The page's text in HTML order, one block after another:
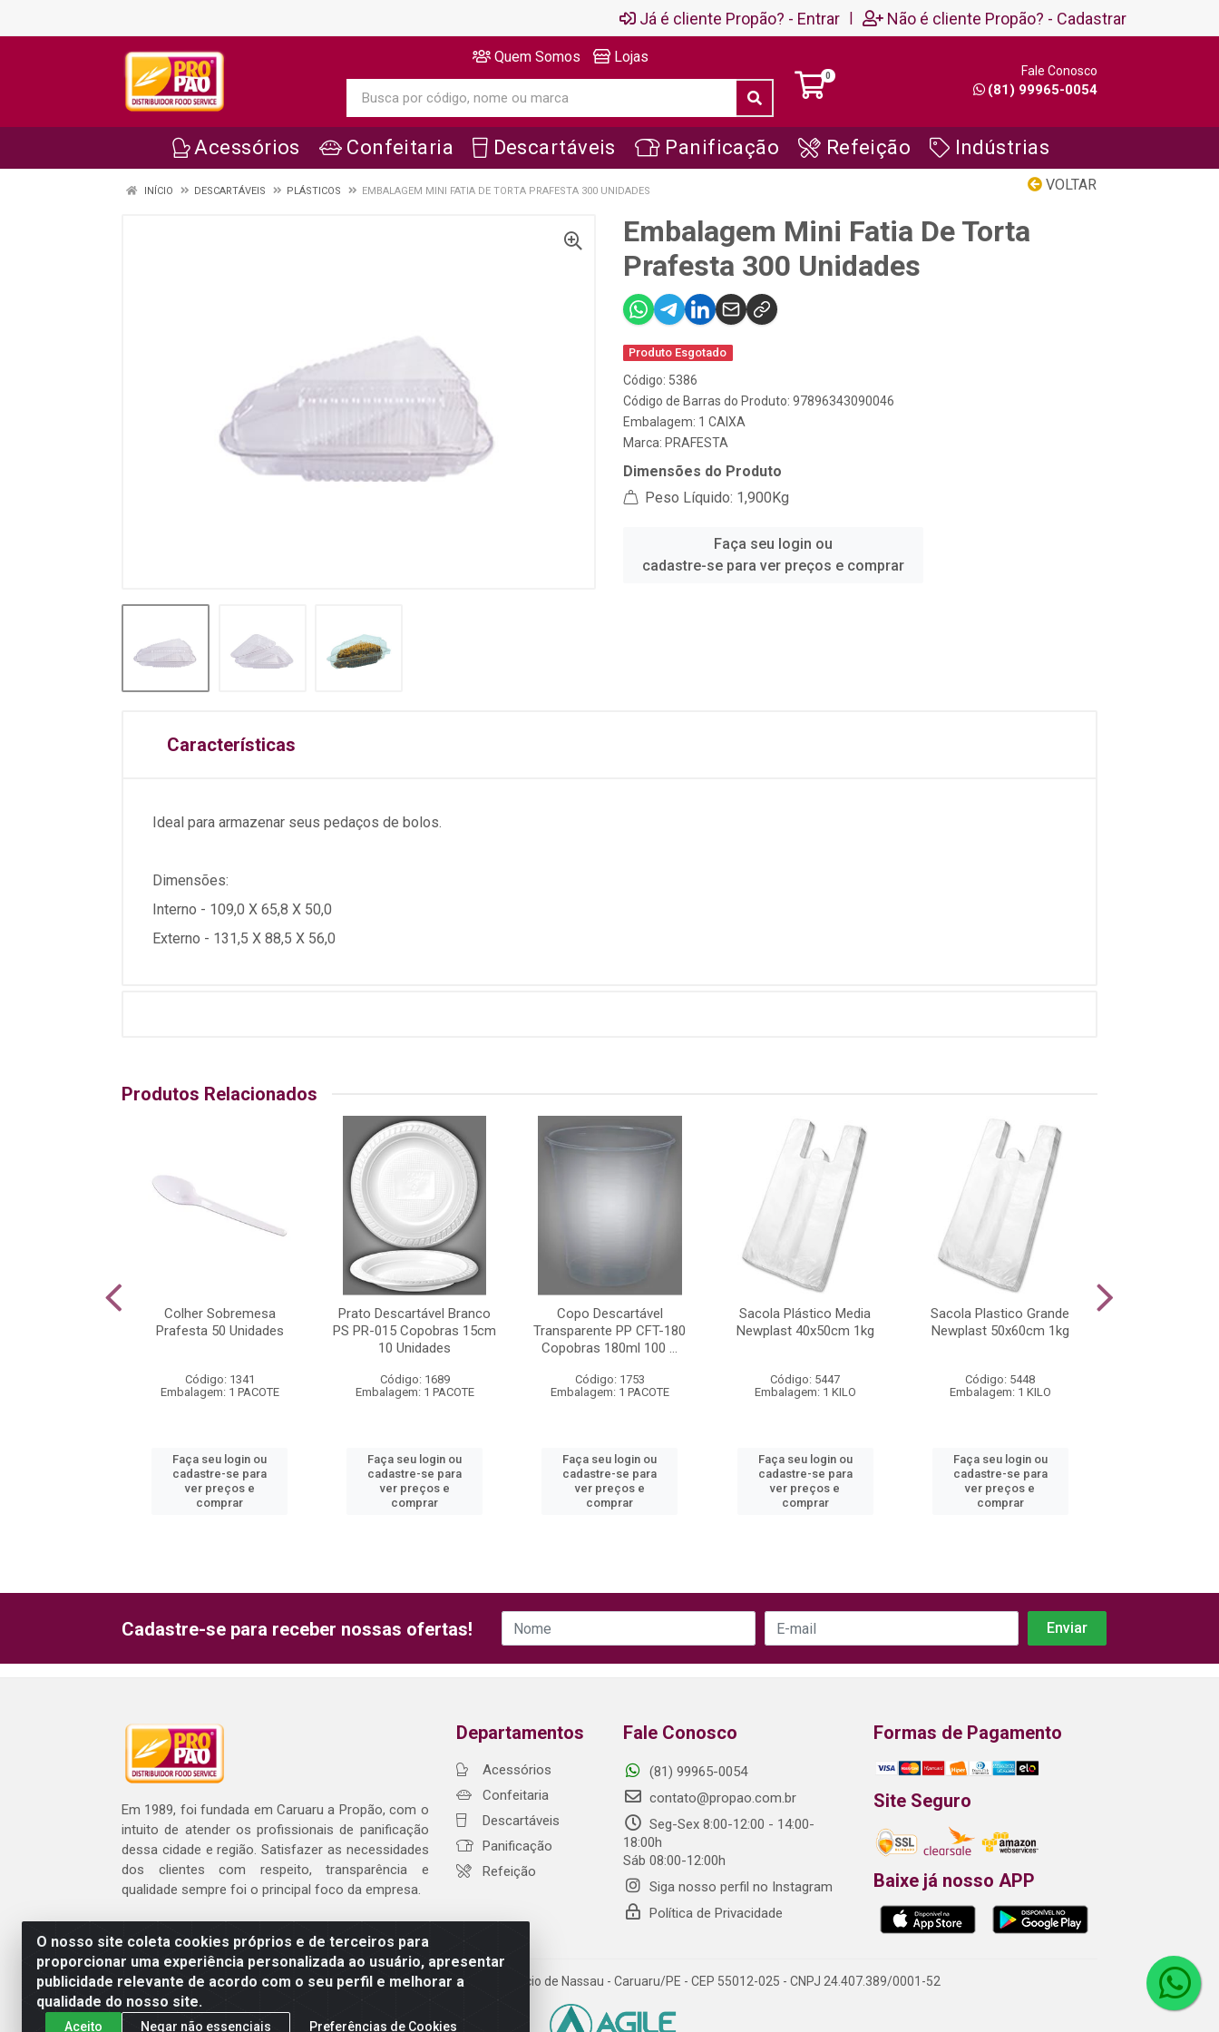
Já é cliente Propão? - Entrar | Não é cliente Propão? - Cadastrar
Quem Somos Lojas
0 Fale Conosco
(81) 99965-0054
Acessórios Confeitaria Descartáveis Panificação Refeição Indústrias
VOLTAR
INÍCIO DESCARTÁVEIS PLÁSTICOS EMBALAGEM MINI FATIA DE TORTA PRAFESTA 300 UNIDADES
Embalagem Mini Fatia De Torta
Prafesta 300 Unidades
Produto Esgotado
Código: 5386
Código de Barras do Produto: 97896343090046
Embalagem: 1 CAIXA
Marca: PRAFESTA
Dimensões do Produto
Peso Líquido: 1,900Kg
Faça seu login ou
cadastre-se para ver preços e comprar
Características
Ideal para armazenar seus pedaços de bolos.
Dimensões:
Interno - 109,0 X 65,8 X 50,0
Externo - 131,5 X 88,5 X 56,0
Produtos Relacionados
Colher Sobremesa
Prafesta 50 Unidades
Código: 1341
Embalagem: 1 PACOTE
Faça seu login ou
cadastre-se para
ver preços e
comprar
Prato Descartável Branco
PS PR-015 Copobras 15cm
10 Unidades
Código: 1689
Embalagem: 1 PACOTE
Faça seu login ou
cadastre-se para
ver preços e
comprar
Copo Descartável
Transparente PP CFT-180
Copobras 180ml 100 ...
Código: 1753
Embalagem: 1 PACOTE
Faça seu login ou
cadastre-se para
ver preços e
comprar
Sacola Plástico Media
Newplast 40x50cm 1kg
Código: 5447
Embalagem: 1 KILO
Faça seu login ou
cadastre-se para
ver preços e
comprar
Sacola Plastico Grande
Newplast 50x60cm 1kg
Código: 5448
Embalagem: 1 KILO
Faça seu login ou
cadastre-se para
ver preços e
comprar
O nosso site coleta cookies próprios e de terceiros para
proporcionar uma experiência personalizada ao usuário, apresentar
publicidade relevante de acordo com o seu perfil e melhorar a
qualidade do nosso site.
Aceito Negar não essenciais Preferências de Cookies
Cadastre-se para receber nossas ofertas!
Em 1989, foi fundada em Caruaru a Propão, com o
intuito de atender os profissionais de panificação
dessa cidade e região. Satisfazer as necessidades
dos clientes com respeito, transparência e
qualidade sempre foi o principal foco da empresa.
Departamentos
Acessórios
Confeitaria
Descartáveis
Panificação
Refeição
Fale Conosco
(81) 99965-0054
contato@propao.com.br
Seg-Sex 8:00-12:00 - 14:00-
18:00h
Sáb 08:00-12:00h
Siga nosso perfil no Instagram
Política de Privacidade
Formas de Pagamento
Site Seguro
Baixe já nosso APP
Propão - Rua Armando da Fonte, 91 - Maurício de Nassau - Caruaru/PE - CEP 55012-025 - CNPJ 24.407.389/0001-52